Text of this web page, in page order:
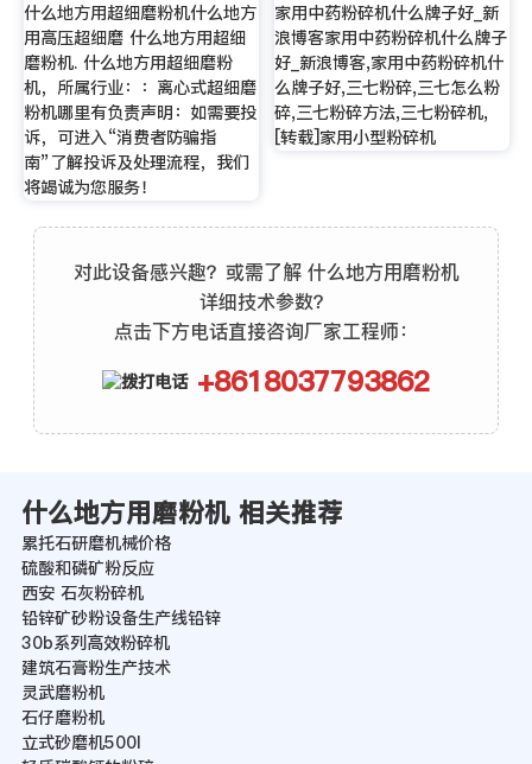
什么地方用超细磨粉机什么地方
用高压超细磨 什么地方用超细
磨粉机. 什么地方用超细磨粉
机，所属行业：：离心式超细磨
粉机哪里有负责声明：如需要投
诉，可进入“消费者防骗指
南”了解投诉及处理流程，我们
将竭诚为您服务！
家用中药粉碎机什么牌子好_新
浪博客家用中药粉碎机什么牌子
好_新浪博客,家用中药粉碎机什
么牌子好,三七粉碎,三七怎么粉
碎,三七粉碎方法,三七粉碎机,
[转载]家用小型粉碎机
对此设备感兴趣？或需了解 什么地方用磨粉机
详细技术参数？
点击下方电话直接咨询厂家工程师：
+8618037793862
什么地方用磨粉机 相关推荐
累托石研磨机械价格
硫酸和磷矿粉反应
西安 石灰粉碎机
铅锌矿砂粉设备生产线铅锌
30b系列高效粉碎机
建筑石膏粉生产技术
灵武磨粉机
石仔磨粉机
立式砂磨机500l